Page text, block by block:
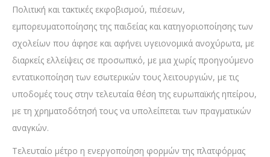
Πολιτική και τακτικές εκφοβισμού, πιέσεων,
εμπορευματοποίησης της παιδείας και κατηγοριοποίησης των
σχολείων που άφησε και αφήνει υγειονομικά ανοχύρωτα, με
διαρκείς ελλείψεις σε προσωπικό, με μια χωρίς προηγούμενο
εντατικοποίηση των εσωτερικών τους λειτουργιών, με τις
υποδομές τους στην τελευταία θέση της ευρωπαϊκής ηπείρου,
με τη χρηματοδότησή τους να υπολείπεται των πραγματικών
αναγκών.
Τελευταίο μέτρο η ενεργοποίηση φορμών της πλατφόρμας